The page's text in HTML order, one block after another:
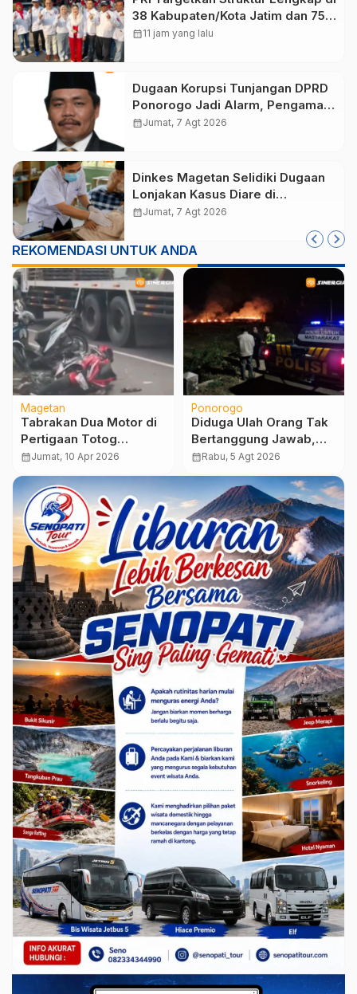
38 Kabupaten/Kota Jatim dan 75
Kursi DPR RI pada Pemilu 2029
calendar_month11 jam yang lalu
Dugaan Korupsi Tunjangan DPRD
Ponorogo Jadi Alarm, Pengamat
Minta Magetan Perkuat Tata
calendar_monthJumat, 7 Agt 2026
Dinkes Magetan Selidiki Dugaan
Lonjakan Kasus Diare di
Lembeyan, Lakukan Penyelidikan
calendar_monthJumat, 7 Agt 2026
REKOMENDASI UNTUK ANDA
Magetan
Tabrakan Dua Motor di
Pertigaan Totog
Maospati, Tiga Orang
Luka-Luka
calendar_monthJumat, 10 Apr 2026
Ponorogo
Diduga Ulah Orang Tak
Bertanggung Jawab,
Lahan Tebu Seluas 2
Hektare di Plunturan
Ponorogo Terbakar
calendar_monthRabu, 5 Agt 2026